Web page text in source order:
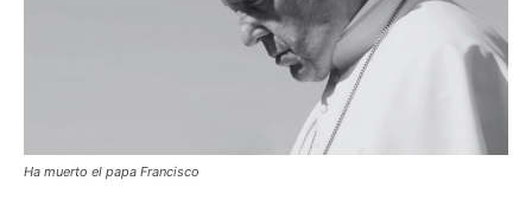
Ha muerto el papa Francisco